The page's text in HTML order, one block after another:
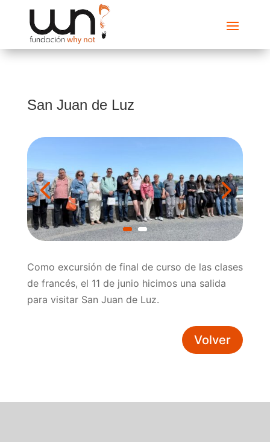
San Juan de Luz
Como excursión de final de curso de las clases
de francés, el 11 de junio hicimos una salida
para visitar San Juan de Luz.
Volver